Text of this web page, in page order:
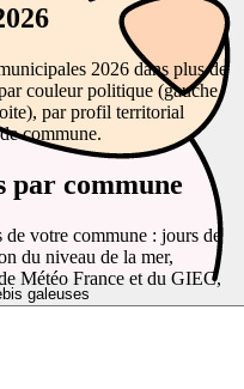
galeuses
2026 dans plus de
couleur politique (gauche,
par profil territorial
commune.
par commune
votre commune : jours de
du niveau de la mer,
Météo France et du GIEC,